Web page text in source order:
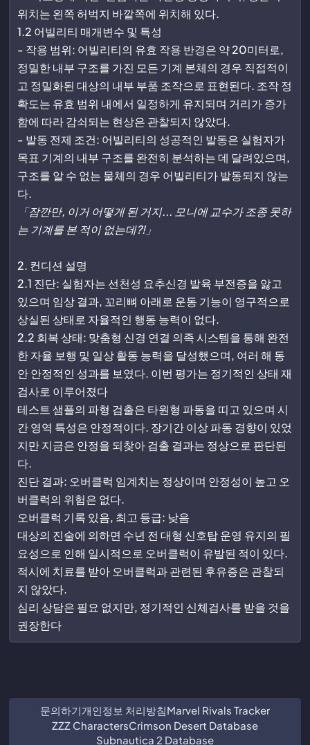
위치는 왼쪽 허벅지 바깥쪽에 위치해 있다.
1.2 어빌리티 매개변수 및 특성
- 작용 범위: 어빌리티의 유효 작용 반경은 약 20미터로,
정밀한 내부 구조를 가진 모든 기계 본체의 경우 직접적이
고 정밀화된 대상의 내부 부품 조작으로 표현된다. 조작 정
확도는 유효 범위 내에서 일정하게 유지되며 거리가 증가
함에 따라 감쇠되는 현상은 관찰되지 않았다.
- 발동 전제 조건: 어빌리티의 성공적인 발동은 실험자가
목표 기계의 내부 구조를 완전히 분석하는 데 달려있으며,
구조를 알 수 없는 물체의 경우 어빌리티가 발동되지 않는
다.
「잠깐만, 이거 어떻게 된 거지... 모니에 교수가 조종 못하
는 기계를 본 적이 없는데?!」
2. 컨디션 설명
2.1 진단: 실험자는 선천성 요추신경 발육 부전증을 앓고
있으며 임상 결과, 꼬리뼈 아래로 운동 기능이 영구적으로
상실된 상태로 자율적인 행동 능력이 없다.
2.2 회복 상태: 맞춤형 신경 연결 의족 시스템을 통해 완전
한 자율 보행 및 일상 활동 능력을 달성했으며, 여러 해 동
안 안정적인 성과를 보였다. 이번 평가는 정기적인 상태 재
검사로 이루어졌다
테스트 샘플의 파형 검출은 타원형 파동을 띠고 있으며 시
간 영역 특성은 안정적이다. 장기간 이상 파동 경향이 있었
지만 지금은 안정을 되찾아 검출 결과는 정상으로 판단된
다.
진단 결과: 오버클럭 임계치는 정상이며 안정성이 높고 오
버클럭의 위험은 없다.
오버클럭 기록 있음, 최고 등급: 낮음
대상의 진술에 의하면 수년 전 대형 신호탑 운영 유지의 필
요성으로 인해 일시적으로 오버클럭이 유발된 적이 있다.
적시에 치료를 받아 오버클럭과 관련된 후유증은 관찰되
지 않았다.
심리 상담은 필요 없지만, 정기적인 신체검사를 받을 것을
권장한다
문의하기개인정보 처리방침Marvel Rivals Tracker
ZZZ CharactersCrimson Desert Database
Subnautica 2 Database